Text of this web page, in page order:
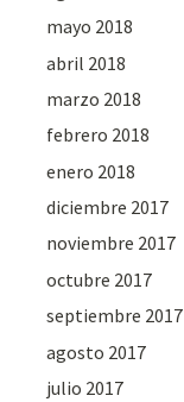
mayo 2018
abril 2018
marzo 2018
febrero 2018
enero 2018
diciembre 2017
noviembre 2017
octubre 2017
septiembre 2017
agosto 2017
julio 2017